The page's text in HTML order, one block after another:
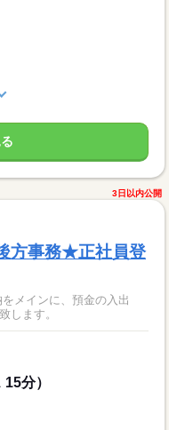
3日以内公開
方事務★正社員登
メインに、預金の入出
します。
分）